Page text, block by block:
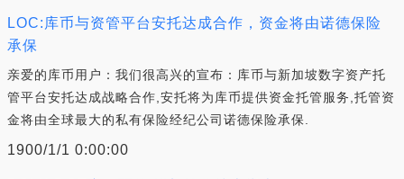
LOC:库币与资管平台安托达成合作，资金将由诺德保险
承保
亲爱的库币用户：我们很高兴的宣布：库币与新加坡数字资产托
管平台安托达成战略合作,安托将为库币提供资金托管服务,托管资
金将由全球最大的私有保险经纪公司诺德保险承保.
1900/1/1 0:00:00